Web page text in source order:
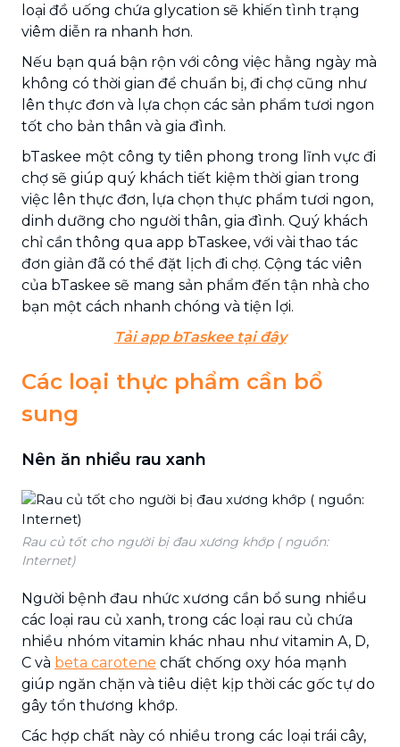
loại đồ uống chứa glycation sẽ khiến tình trạng
viêm diễn ra nhanh hơn.
Nếu bạn quá bận rộn với công việc hằng ngày mà
không có thời gian để chuẩn bị, đi chợ cũng như
lên thực đơn và lựa chọn các sản phẩm tươi ngon
tốt cho bản thân và gia đình.
bTaskee một công ty tiên phong trong lĩnh vực đi
chợ sẽ giúp quý khách tiết kiệm thời gian trong
việc lên thực đơn, lựa chọn thực phẩm tươi ngon,
dinh dưỡng cho người thân, gia đình. Quý khách
chỉ cần thông qua app bTaskee, với vài thao tác
đơn giản đã có thể đặt lịch đi chợ. Cộng tác viên
của bTaskee sẽ mang sản phẩm đến tận nhà cho
bạn một cách nhanh chóng và tiện lợi.
Tải app bTaskee tại đây
Các loại thực phẩm cần bổ
sung
Nên ăn nhiều rau xanh
Rau củ tốt cho người bị đau xương khớp ( nguồn:
Internet)
Người bệnh đau nhức xương cần bổ sung nhiều
các loại rau củ xanh, trong các loại rau củ chứa
nhiều nhóm vitamin khác nhau như vitamin A, D,
C và beta carotene chất chống oxy hóa mạnh
giúp ngăn chặn và tiêu diệt kịp thời các gốc tự do
gây tổn thương khớp.
Các hợp chất này có nhiều trong các loại trái cây,